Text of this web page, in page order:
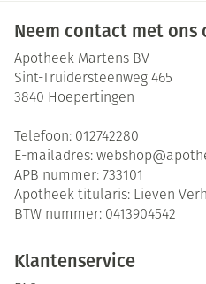
Neem contact met ons
Apotheek Martens BV
Sint-Truidersteenweg 465
3840 Hoepertingen
Telefoon: 012742280
E-mailadres: webshop@
APB nummer: 733101
Apotheek titularis: Lieven
BTW nummer: 0413904542
Klantenservice